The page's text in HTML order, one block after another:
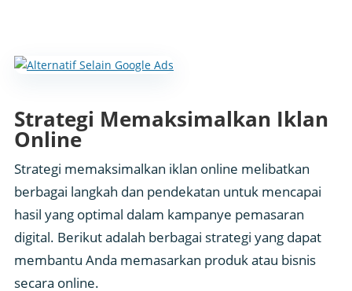
Strategi Memaksimalkan Iklan
Online
Strategi memaksimalkan iklan online melibatkan
berbagai langkah dan pendekatan untuk mencapai
hasil yang optimal dalam kampanye pemasaran
digital. Berikut adalah berbagai strategi yang dapat
membantu Anda memasarkan produk atau bisnis
secara online.